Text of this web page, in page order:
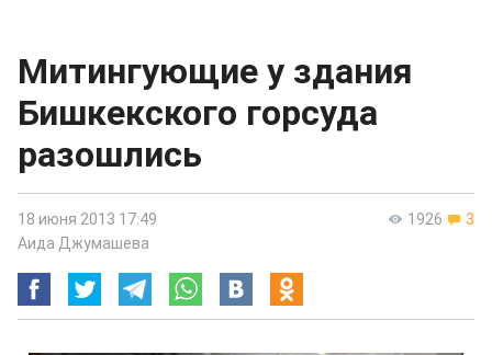
Митингующие у здания
Бишкекского горсуда
разошлись
1926 3
18 июня 2013 17:49
Аида Джумашева